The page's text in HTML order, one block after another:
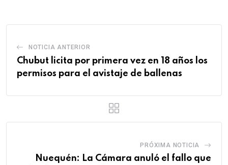
NOTICIA ANTERIOR
Chubut licita por primera vez en 18 años los
permisos para el avistaje de ballenas
PRÓXIMA NOTICIA
Nuequén: La Cámara anuló el fallo que